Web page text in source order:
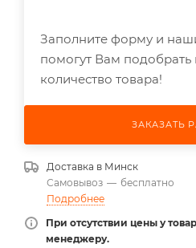
Заполните форму и
помогут Вам
количество товара!
ЗАКАЗАТЬ
Доставка в Минск
Самовывоз — бесплатно
Подробнее
При отсутствии цены у
менеджеру.